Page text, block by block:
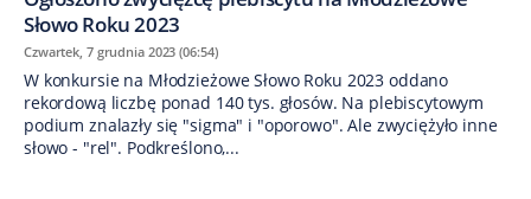
Słowo Roku 2023
Czwartek, 7 grudnia 2023 (06:54)
W konkursie na Młodzieżowe Słowo Roku 2023 oddano
rekordową liczbę ponad 140 tys. głosów. Na plebiscytowym
podium znalazły się "sigma" i "oporowo". Ale zwyciężyło inne
słowo - "rel". Podkreślono,...